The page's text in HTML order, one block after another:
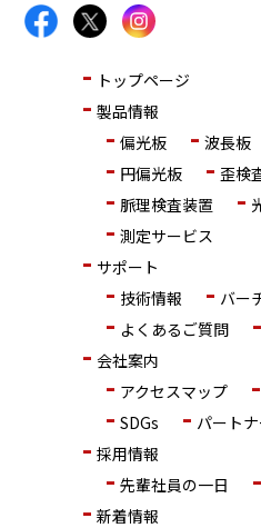
トップページ
製品情報
偏光板
波長板
円偏光板
歪検
脈理検査装置
測定サービス
サポート
技術情報
バー
よくあるご質問
会社案内
アクセスマップ
SDGs
パート
採用情報
先輩社員の一日
新着情報